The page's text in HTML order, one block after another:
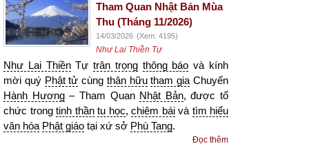
Tham Quan Nhật Bản Mùa
Thu (Tháng 11/2026)
14/03/2026 (Xem: 4195)
Như Lai Thiền Tự
Như Lai ThiềnTựtrân trọng thông báo và kính
mời quý Phật tử cùng thân hữu tham giaChuyến
Hành Hương– Tham Quan Nhật Bản, được tổ
chức trong tinh thần tu học, chiêm báivà tìm hiểu
văn hóa Phật giáo tại xứ sở Phù Tang.
Đọc thêm